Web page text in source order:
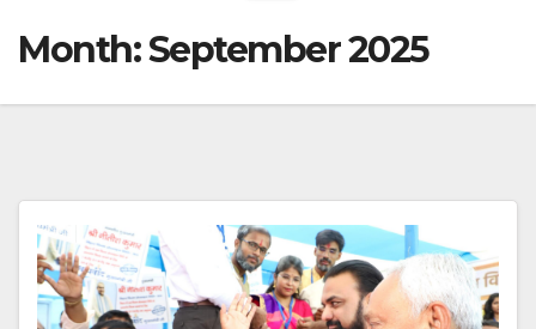
Month:September 2025